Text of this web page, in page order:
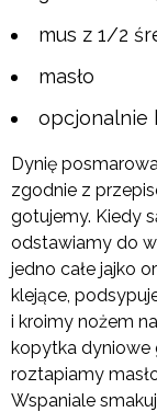
mus z 1/2
masło
opcjonalnie
Dynię
zgodnie z
gotujemy. Kiedy
odstawiamy do
jedno całe jajko
klejące,
i kroimy nożem
kopytka dyniowe
roztapiamy
Wspaniale